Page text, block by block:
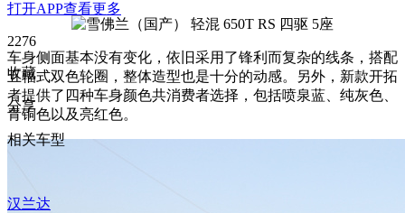
车身侧面基本没有变化，依旧采用了锋利而复杂的线条，搭配
五辐式双色轮圈，整体造型也是十分的动感。另外，新款开拓
者提供了四种车身颜色共消费者选择，包括喷泉蓝、纯灰色、
青铜色以及亮红色。
打开APP查看更多
2276
收藏
分享
相关车型
汉兰达